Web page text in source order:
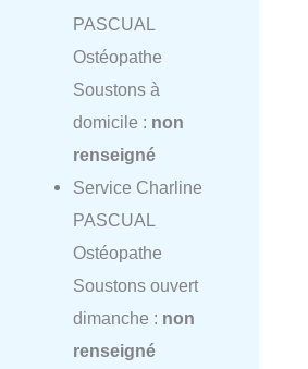
PASCUAL
Ostéopathe
Soustons à
domicile : non
renseigné
Service Charline
PASCUAL
Ostéopathe
Soustons ouvert
dimanche : non
renseigné